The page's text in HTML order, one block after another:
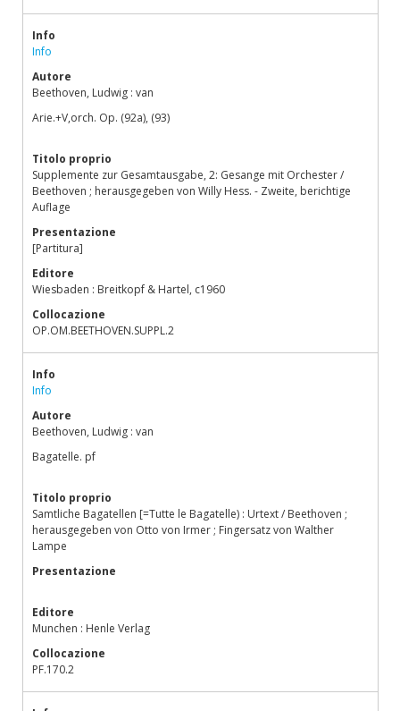
Info
Info
Autore
Beethoven, Ludwig : van
Arie.+V,orch. Op. (92a), (93)
Titolo proprio
Supplemente zur Gesamtausgabe, 2: Gesange mit Orchester /
Beethoven ; herausgegeben von Willy Hess. - Zweite, berichtige
Auflage
Presentazione
[Partitura]
Editore
Wiesbaden : Breitkopf & Hartel, c1960
Collocazione
OP.OM.BEETHOVEN.SUPPL.2
Info
Info
Autore
Beethoven, Ludwig : van
Bagatelle. pf
Titolo proprio
Samtliche Bagatellen [=Tutte le Bagatelle) : Urtext / Beethoven ;
herausgegeben von Otto von Irmer ; Fingersatz von Walther
Lampe
Presentazione
Editore
Munchen : Henle Verlag
Collocazione
PF.170.2